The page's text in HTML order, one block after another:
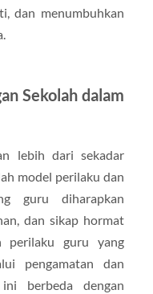
dan menumbuhkan
Sekolah dalam
lebih dari sekadar
model perilaku dan
guru diharapkan
dan sikap hormat
perilaku guru yang
pengamatan dan
berbeda dengan